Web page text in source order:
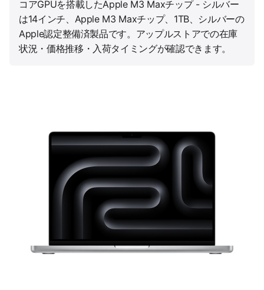
コアGPUを搭載したApple M3 Maxチップ - シルバー
は14インチ、Apple M3 Maxチップ、1TB、シルバーの
Apple認定整備済製品です。アップルストアでの在庫
状況・価格推移・入荷タイミングが確認できます。